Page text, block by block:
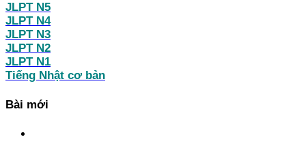
JLPT N5
JLPT N4
JLPT N3
JLPT N2
JLPT N1
Tiếng Nhật cơ bản
Bài mới